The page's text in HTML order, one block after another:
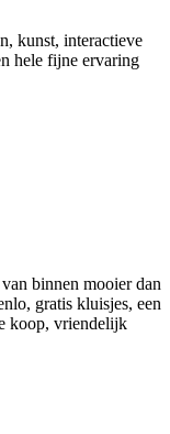
kunst, interactieve
hele fijne ervaring
binnen mooier dan
gratis kluisjes, een
koop, vriendelijk